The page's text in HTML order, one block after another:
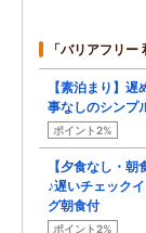
「バリアフリ
【素泊まり】
事なしのシンプ
ポイント2%
【夕食なし・
♪遅いチェック
グ朝食付
ポイント2%